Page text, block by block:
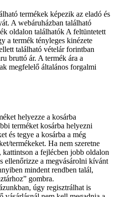
termékek képezik az eladó és
A webáruházban található
oldalon találhatók A feltüntetett
a termék tényleges kinézete
található vételár forintban
bruttó ár. A termék ára a
megfelelő általános forgalmi
helyezze a kosárba
terméket kosárba helyezni
és tegye a kosárba a még
termékeket. Ha nem szeretne
a fejlécben jobb oldalon
ellenőrizze a megvásárolni kívánt
mindent rendben talál,
gombra.
úgy regisztrálhat is